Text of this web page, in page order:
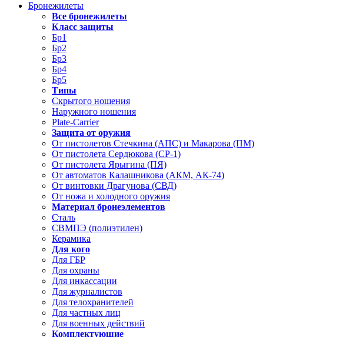
Бронежилеты
Все бронежилеты
Класс защиты
Бр1
Бр2
Бр3
Бр4
Бр5
Типы
Скрытого ношения
Наружного ношения
Plate-Carrier
Защита от оружия
От пистолетов Стечкина (АПС) и Макарова (ПМ)
От пистолета Сердюкова (СР-1)
От пистолета Ярыгина (ПЯ)
От автоматов Калашникова (АКМ, АК-74)
От винтовки Драгунова (СВД)
От ножа и холодного оружия
Материал бронеэлементов
Сталь
СВМПЭ (полиэтилен)
Керамика
Для кого
Для ГБР
Для охраны
Для инкассации
Для журналистов
Для телохранителей
Для частных лиц
Для военных действий
Комплектующие